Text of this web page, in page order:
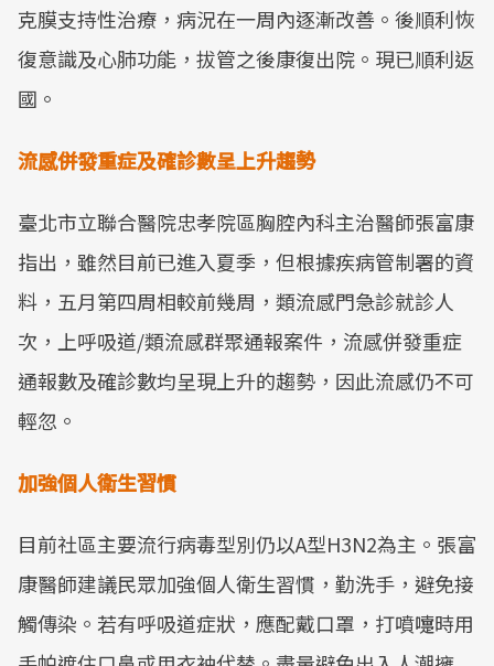
克膜支持性治療，病況在一周內逐漸改善。後順利恢
復意識及心肺功能，拔管之後康復出院。現已順利返
國。
流感併發重症及確診數呈上升趨勢
臺北市立聯合醫院忠孝院區胸腔內科主治醫師張富康
指出，雖然目前已進入夏季，但根據疾病管制署的資
料，五月第四周相較前幾周，類流感門急診就診人
次，上呼吸道/類流感群聚通報案件，流感併發重症
通報數及確診數均呈現上升的趨勢，因此流感仍不可
輕忽。
加強個人衛生習慣
目前社區主要流行病毒型別仍以A型H3N2為主。張富
康醫師建議民眾加強個人衛生習慣，勤洗手，避免接
觸傳染。若有呼吸道症狀，應配戴口罩，打噴嚏時用